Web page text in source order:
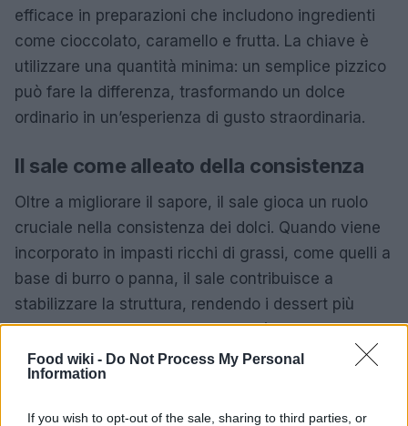
Food wiki - Do Not Process My Personal
Information
If you wish to opt-out of the sale, sharing to third parties, or
efficace in preparazioni che includono ingredienti
come cioccolato, caramello e frutta. La chiave è
utilizzare una quantità minima: un semplice pizzico
può fare la differenza, trasformando un dolce
ordinario in un’esperienza di gusto straordinaria.
Il sale come alleato della consistenza
Oltre a migliorare il sapore, il sale gioca un ruolo
cruciale nella consistenza dei dolci. Quando viene
incorporato in impasti ricchi di grassi, come quelli a
base di burro o panna, il sale contribuisce a
stabilizzare la struttura, rendendo i dessert più
morbidi e piacevoli al palato. Non è raro trovare
ricette di torte e biscotti che includono questo
ingrediente segreto, capace di sorprendere anche i